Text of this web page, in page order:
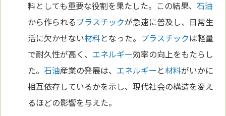
料としても重要な役割を果たした。この結果、石油
から作られるプラスチックが急速に普及し、日常生
活に欠かせない材料となった。 プラスチックは軽量
で耐久性が高く、 エネルギー効率の向上をもたらし
た。石油産業の発展は、 エネルギー と材料がいかに
相互依存しているかを示し、現代社会の構造を変え
るほどの影響を与えた。